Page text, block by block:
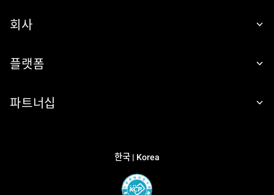
회사
플랫폼
파트너십
한국 | Korea